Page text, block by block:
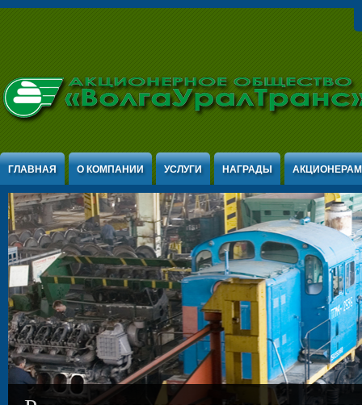
Jump to Content
ГЛАВНАЯ О КОМПАНИИ УСЛУГИ НАГРАДЫ АКЦИОНЕРАМ